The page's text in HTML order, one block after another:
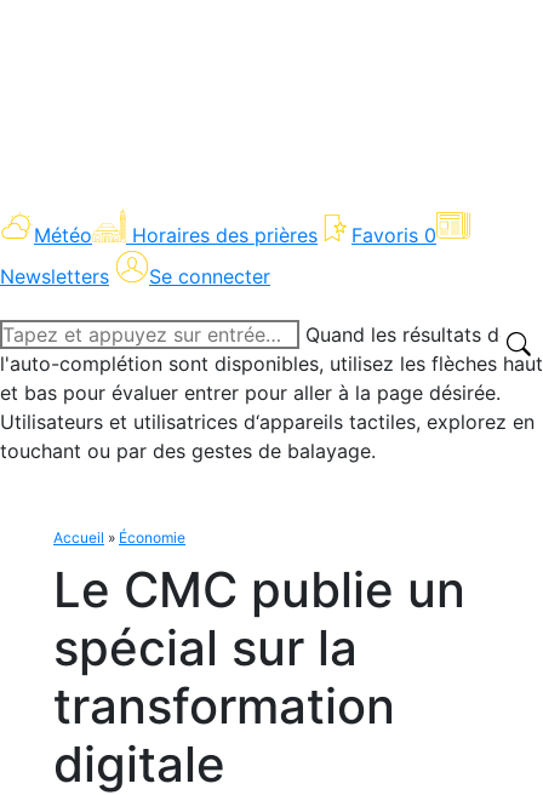
Météo Horaires des prières Favoris 0
Newsletters
Se connecter
Recherche
:
Quand les résultats de
l'auto-complétion sont disponibles, utilisez les flèches haut
et bas pour évaluer entrer pour aller à la page désirée.
Utilisateurs et utilisatrices d‘appareils tactiles, explorez en
touchant ou par des gestes de balayage.
Accueil » Économie
Le CMC publie un
spécial sur la
transformation
digitale